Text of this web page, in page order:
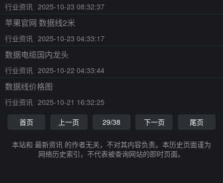
行业资讯 2025-10-23 08:32:37
苹果官网 数据线2米
行业资讯 2025-10-23 04:33:17
数据电缆国内龙头
行业资讯 2025-10-22 04:33:44
数据线价格图
行业资讯 2025-10-21 16:32:25
首页
上一页 29/38 下一页 尾页
本站和 最新资讯 的作者无关，不对其内容负责。本历史页面谨为
网络历史索引，不代表被查询网站的即时页面。